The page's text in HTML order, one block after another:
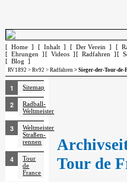
[ Home ] [ Inhalt ] [ Der Verein ] [
[ Ehrungen ][ Videos ][ Radfahren ][
[ Blog ]
RV1892 >Rv92 >Radfahren > Sieger-der-Tour-de-
Sitemap
Radball-
Weltmeister
Weltmeister
Straßen­
rennen
Tour
de
France
Tour de